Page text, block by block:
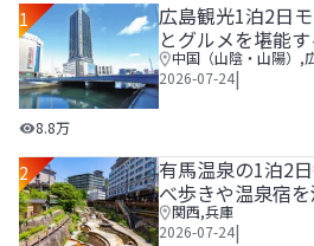
1
広島観光1泊2日モデルコース！
8.8万
広島観光1泊2日
とグルメを堪能
中国（山陰・山陽） ,
2026-07-24|
2
有馬温泉の1泊2
べ歩きや温泉宿
関西,兵庫
2026-07-24|